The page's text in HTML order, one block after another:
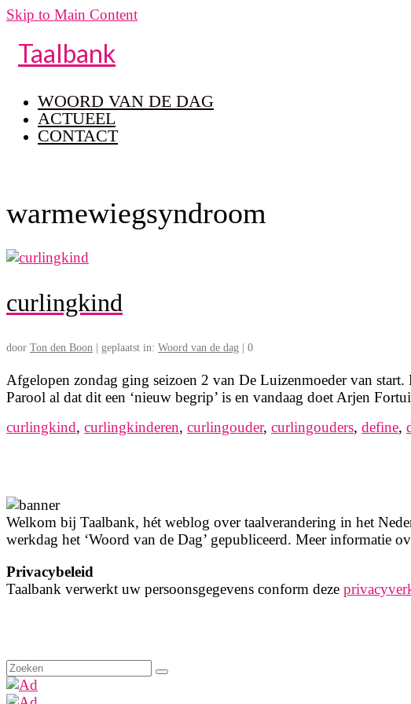
Skip to Main Content
Taalbank
WOORD VAN DE DAG
ACTUEEL
CONTACT
warmewiegsyndroom
curlingkind
door Ton den Boon geplaatst in: Woord van de dag 0
Afgelopen zondag ging seizoen 2 van De Luizenmoeder van
Parool al dat dit een ‘nieuw begrip’ is en vandaag doet Arjen
curlingkind, curlingkinderen, curlingouder, curlingouders, define,
Welkom bij Taalbank, hét weblog over taalverandering in het
werkdag het ‘Woord van de Dag’ gepubliceerd. Meer informatie
Privacybeleid
Taalbank verwerkt uw persoonsgegevens conform deze
Zoeken
naar: